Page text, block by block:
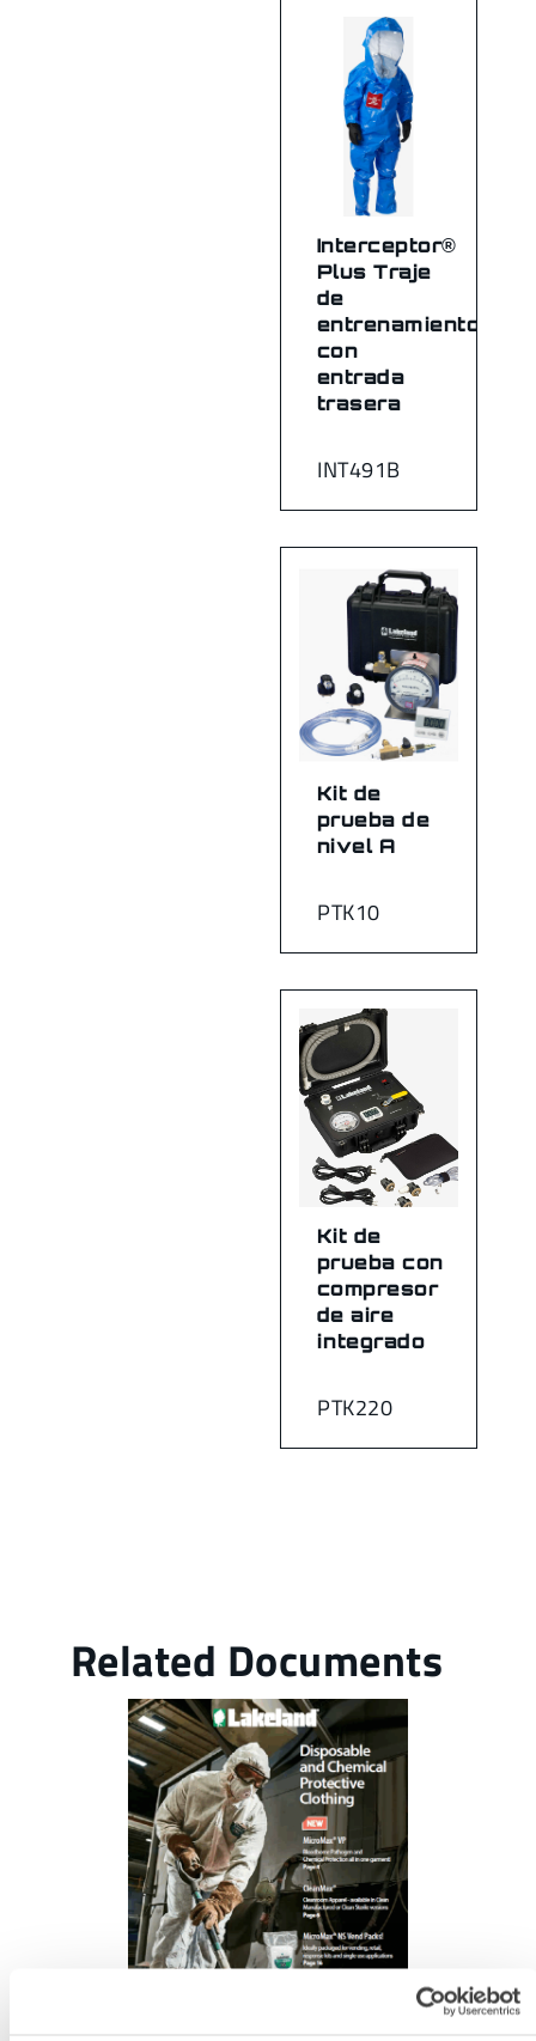
INT491B
Interceptor®
Plus Traje
de
entrenamiento
con
entrada
trasera
PTK10
Kit de
prueba de
nivel A
PTK220
Kit de
prueba con
compresor
de aire
integrado